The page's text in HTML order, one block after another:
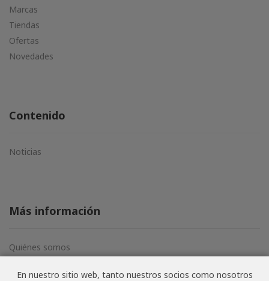
En nuestro sitio web, tanto nuestros socios como nosotros
Marcas
Tiendas
Ofertas
Novedades
Contenido
Noticias
Más información
Quiénes somos
Términos y condiciones